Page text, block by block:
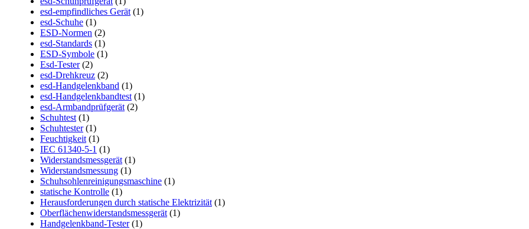
esd-empfindliches Gerät (1)
esd-Schuhe (1)
ESD-Normen (2)
esd-Standards (1)
ESD-Symbole (1)
Esd-Tester (2)
esd-Drehkreuz (2)
esd-Handgelenkband (1)
esd-Handgelenkbandtest (1)
esd-Armbandprüfgerät (2)
Schuhtest (1)
Schuhtester (1)
Feuchtigkeit (1)
IEC 61340-5-1 (1)
Widerstandsmessgerät (1)
Widerstandsmessung (1)
Schuhsohlenreinigungsmaschine (1)
statische Kontrolle (1)
Herausforderungen durch statische Elektrizität (1)
Oberflächenwiderstandsmessgerät (1)
Handgelenkband-Tester (1)